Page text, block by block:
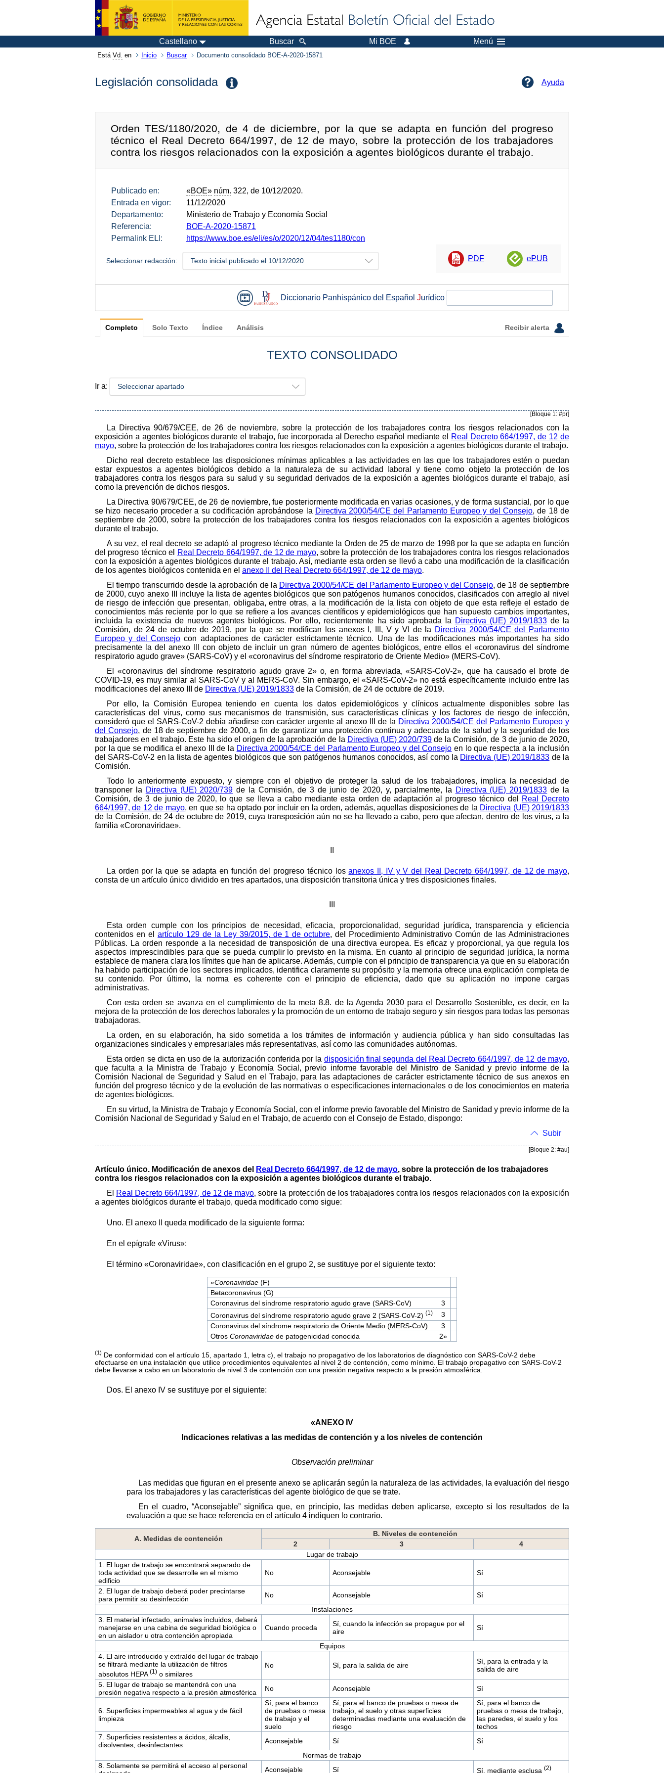
Castellano Buscar Mi BOE Menú
Está Vd. en Inicio Buscar Documento consolidado BOE-A-2020-15871
Legislación consolidada Ayuda
Orden TES/1180/2020, de 4 de diciembre, por la que se adapta en función del progreso
técnico el Real Decreto 664/1997, de 12 de mayo, sobre la protección de los trabajadores
contra los riesgos relacionados con la exposición a agentes biológicos durante el trabajo.
Publicado en: «BOE» núm. 322, de 10/12/2020.
Entrada en vigor:
11/12/2020
Departamento:
Ministerio de Trabajo y Economía Social
Referencia:
BOE-A-2020-15871
Permalink ELI:
https://www.boe.es/eli/es/o/2020/12/04/tes1180/con
Seleccionar redacción: Texto inicial publicado el 10/12/2020 PDF ePUB
Diccionario Panhispánico del Español Jurídico
Completo Solo Texto Índice Análisis Recibir alerta
TEXTO CONSOLIDADO
Ir a: Seleccionar apartado
[Bloque 1: #pr]
La Directiva 90/679/CEE, de 26 de noviembre, sobre la protección de los trabajadores contra los riesgos relacionados con la
exposición a agentes biológicos durante el trabajo, fue incorporada al Derecho español mediante el
Real Decreto 664/1997, de 12 de
mayo, sobre la protección de los trabajadores contra los riesgos relacionados con la exposición a agentes biológicos durante el trabajo.
Dicho real decreto establece las disposiciones mínimas aplicables a las actividades en las que los trabajadores estén o puedan
estar expuestos a agentes biológicos debido a la naturaleza de su actividad laboral y tiene como objeto la protección de los
trabajadores contra los riesgos para su salud y su seguridad derivados de la exposición a agentes biológicos durante el trabajo, así
como la prevención de dichos riesgos.
La Directiva 90/679/CEE, de 26 de noviembre, fue posteriormente modificada en varias ocasiones, y de forma sustancial, por lo que
se hizo necesario proceder a su codificación aprobándose la Directiva 2000/54/CE del Parlamento Europeo y del Consejo, de 18 de
septiembre de 2000, sobre la protección de los trabajadores contra los riesgos relacionados con la exposición a agentes biológicos
durante el trabajo.
A su vez, el real decreto se adaptó al progreso técnico mediante la Orden de 25 de marzo de 1998 por la que se adapta en función
del progreso técnico el
Real Decreto 664/1997, de 12 de mayo, sobre la protección de los trabajadores contra los riesgos relacionados
con la exposición a agentes biológicos durante el trabajo. Así, mediante esta orden se llevó a cabo una modificación de la clasificación
de los agentes biológicos contenida en el anexo II del Real Decreto 664/1997, de 12 de mayo.
El tiempo transcurrido desde la aprobación de la Directiva 2000/54/CE del Parlamento Europeo y del Consejo, de 18 de septiembre
de 2000, cuyo anexo III incluye la lista de agentes biológicos que son patógenos humanos conocidos, clasificados con arreglo al nivel
de riesgo de infección que presentan, obligaba, entre otras, a la modificación de la lista con objeto de que esta refleje el estado de
conocimientos más reciente por lo que se refiere a los avances científicos y epidemiológicos que han supuesto cambios importantes,
incluida la existencia de nuevos agentes biológicos. Por ello, recientemente ha sido aprobada la Directiva (UE) 2019/1833de la
Comisión, de 24 de octubre de 2019, por la que se modifican los anexos I, III, V y VI de la Directiva 2000/54/CE del Parlamento
Europeo y del Consejo con adaptaciones de carácter estrictamente técnico. Una de las modificaciones más importantes ha sido
precisamente la del anexo III con objeto de incluir un gran número de agentes biológicos, entre ellos el «coronavirus del síndrome
respiratorio agudo grave» (SARS-CoV) y el «coronavirus del síndrome respiratorio de Oriente Medio» (MERS-CoV).
El «coronavirus del síndrome respiratorio agudo grave 2» o, en forma abreviada, «SARS-CoV-2», que ha causado el brote de
COVID-19, es muy similar al SARS-CoV y al MERS-CoV. Sin embargo, el «SARS-CoV-2» no está específicamente incluido entre las
modificaciones del anexo III de Directiva (UE) 2019/1833 de la Comisión, de 24 de octubre de 2019.
Por ello, la Comisión Europea teniendo en cuenta los datos epidemiológicos y clínicos actualmente disponibles sobre las
características del virus, como sus mecanismos de transmisión, sus características clínicas y los factores de riesgo de infección,
consideró que el SARS-CoV-2 debía añadirse con carácter urgente al anexo III de la Directiva 2000/54/CE del Parlamento Europeo y
del Consejo, de 18 de septiembre de 2000, a fin de garantizar una protección continua y adecuada de la salud y la seguridad de los
trabajadores en el trabajo. Este ha sido el origen de la aprobación de la Directiva (UE) 2020/739de la Comisión, de 3 de junio de 2020,
por la que se modifica el anexo III de la Directiva 2000/54/CE del Parlamento Europeo y del Consejo en lo que respecta a la inclusión
del SARS-CoV-2 en la lista de agentes biológicos que son patógenos humanos conocidos, así como la Directiva (UE) 2019/1833 de la
Comisión.
Todo lo anteriormente expuesto, y siempre con el objetivo de proteger la salud de los trabajadores, implica la necesidad de
transponer la Directiva (UE) 2020/739 de la Comisión, de 3 de junio de 2020, y, parcialmente, la Directiva (UE) 2019/1833 de la
Comisión, de 3 de junio de 2020, lo que se lleva a cabo mediante esta orden de adaptación al progreso técnico del
Real Decreto
664/1997, de 12 de mayo, en que se ha optado por incluir en la orden, además, aquellas disposiciones de la Directiva (UE) 2019/1833
de la Comisión, de 24 de octubre de 2019, cuya transposición aún no se ha llevado a cabo, pero que afectan, dentro de los virus, a la
familia «Coronaviridae».
La orden por la que se adapta en función del progreso técnico losanexos II, IV y V del Real Decreto 664/1997, de 12 de mayo,
consta de un artículo único dividido en tres apartados, una disposición transitoria única y tres disposiciones finales.
Esta orden cumple con los principios de necesidad, eficacia, proporcionalidad, seguridad jurídica, transparencia y eficiencia
contenidos en el artículo 129 de la Ley 39/2015, de 1 de octubre, del Procedimiento Administrativo Común de las Administraciones
Públicas. La orden responde a la necesidad de transposición de una directiva europea. Es eficaz y proporcional, ya que regula los
aspectos imprescindibles para que se pueda cumplir lo previsto en la misma. En cuanto al principio de seguridad jurídica, la norma
establece de manera clara los límites que han de aplicarse. Además, cumple con el principio de transparencia ya que en su elaboración
ha habido participación de los sectores implicados, identifica claramente su propósito y la memoria ofrece una explicación completa de
su contenido. Por último, la norma es coherente con el principio de eficiencia, dado que su aplicación no impone cargas
administrativas.
Con esta orden se avanza en el cumplimiento de la meta 8.8. de la Agenda 2030 para el Desarrollo Sostenible, es decir, en la
mejora de la protección de los derechos laborales y la promoción de un entorno de trabajo seguro y sin riesgos para todas las personas
trabajadoras.
La orden, en su elaboración, ha sido sometida a los trámites de información y audiencia pública y han sido consultadas las
organizaciones sindicales y empresariales más representativas, así como las comunidades autónomas.
Esta orden se dicta en uso de la autorización conferida por la disposición final segunda del Real Decreto 664/1997, de 12 de mayo,
que faculta a la Ministra de Trabajo y Economía Social, previo informe favorable del Ministro de Sanidad y previo informe de la
Comisión Nacional de Seguridad y Salud en el Trabajo, para las adaptaciones de carácter estrictamente técnico de sus anexos en
función del progreso técnico y de la evolución de las normativas o especificaciones internacionales o de los conocimientos en materia
de agentes biológicos.
En su virtud, la Ministra de Trabajo y Economía Social, con el informe previo favorable del Ministro de Sanidad y previo informe de la
Comisión Nacional de Seguridad y Salud en el Trabajo, de acuerdo con el Consejo de Estado, dispongo:
Subir
[Bloque 2: #au]
Artículo único. Modificación de anexos del Real Decreto 664/1997, de 12 de mayo, sobre la protección de los trabajadores
contra los riesgos relacionados con la exposición a agentes biológicos durante el trabajo.
El
Real Decreto 664/1997, de 12 de mayo, sobre la protección de los trabajadores contra los riesgos relacionados con la exposición
a agentes biológicos durante el trabajo, queda modificado como sigue:
Uno. El anexo II queda modificado de la siguiente forma:
En el epígrafe «Virus»:
El término «Coronaviridae», con clasificación en el grupo 2, se sustituye por el siguiente texto:
«Coronaviridae(F)
Betacoronavirus (G)
Coronavirus del síndrome respiratorio agudo grave (SARS-CoV)
3
Coronavirus del síndrome respiratorio agudo grave 2 (SARS-CoV-2) (1)
3
Coronavirus del síndrome respiratorio de Oriente Medio (MERS-CoV)
3
Otros Coronaviridaede patogenicidad conocida 2»
(1) De conformidad con el artículo 15, apartado 1, letra c), el trabajo no propagativo de los laboratorios de diagnóstico con SARS-CoV-2 debe
efectuarse en una instalación que utilice procedimientos equivalentes al nivel 2 de contención, como mínimo. El trabajo propagativo con SARS-CoV-2
debe llevarse a cabo en un laboratorio de nivel 3 de contención con una presión negativa respecto a la presión atmosférica.
Dos. El anexo IV se sustituye por el siguiente:
«ANEXO IV
Indicaciones relativas a las medidas de contención y a los niveles de contención
Observación preliminar
Las medidas que figuran en el presente anexo se aplicarán según la naturaleza de las actividades, la evaluación del riesgo
para los trabajadores y las características del agente biológico de que se trate.
En el cuadro, “Aconsejable” significa que, en principio, las medidas deben aplicarse, excepto si los resultados de la
evaluación a que se hace referencia en el artículo 4 indiquen lo contrario.
A. Medidas de contención
B. Niveles de contención
2
3
4
Lugar de trabajo
1. El lugar de trabajo se encontrará separado de
toda actividad que se desarrolle en el mismo
edificio
No Aconsejable Sí
2. El lugar de trabajo deberá poder precintarse
para permitir su desinfección
No Aconsejable
Sí
Instalaciones
3. El material infectado, animales incluidos, deberá
manejarse en una cabina de seguridad biológica o
en un aislador u otra contención apropiada
Cuando proceda
Sí, cuando la infección se propague por el
aire
Sí
Equipos
4. El aire introducido y extraído del lugar de trabajo
se filtrará mediante la utilización de filtros
absolutos HEPA (1)o similares
No Sí, para la salida de aire
Sí, para la entrada y la
salida de aire
5. El lugar de trabajo se mantendrá con una
presión negativa respecto a la presión atmosférica
No Aconsejable Sí
6. Superficies impermeables al agua y de fácil
limpieza
Sí, para el banco
de pruebas o mesa
de trabajo y el
suelo
Sí, para el banco de pruebas o mesa de
trabajo, el suelo y otras superficies
determinadas mediante una evaluación de
riesgo
Sí, para el banco de
pruebas o mesa de trabajo,
las paredes, el suelo y los
techos
7. Superficies resistentes a ácidos, álcalis,
disolventes, desinfectantes
Aconsejable Sí
Sí
Normas de trabajo
8. Solamente se permitirá el acceso al personal
Aconsejable Sí Sí, mediante esclusa (2)